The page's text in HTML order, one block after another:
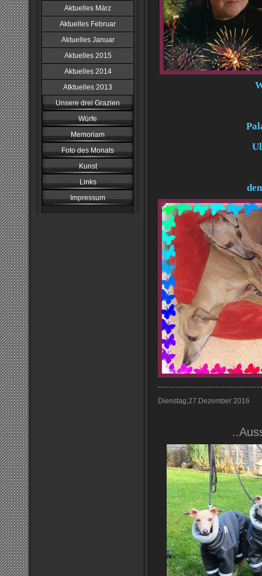
Aktuelles März
Aktuelles Februar
Aktuelles Januar
Aktuelles 2015
Aktuelles 2014
Atktuelles 2013
Unsere drei Grazien
Würfe
Memoriam
Foto des Monats
Kunst
Links
Impressum
Dienstag,27.Dezember 2016